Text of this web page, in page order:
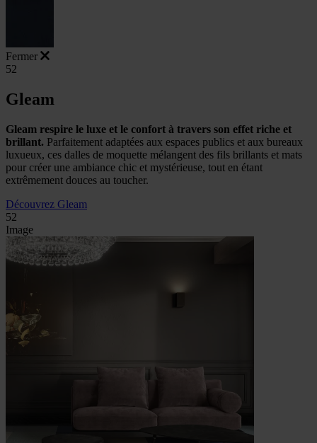
Fermer
52
Gleam
Gleam respire le luxe et le confort à travers son effet riche et
brillant. Parfaitement adaptées aux espaces publics et aux bureaux
luxueux, ces dalles de moquette mélangent des fils brillants et mats
pour créer une ambiance chic et mystérieuse, tout en étant
extrêmement douces au toucher.
Découvrez Gleam
52
Image